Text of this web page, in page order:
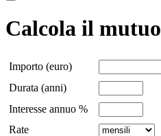
Calcola il mutuo
Importo (euro)
Durata (anni)
Interesse annuo %
Rate